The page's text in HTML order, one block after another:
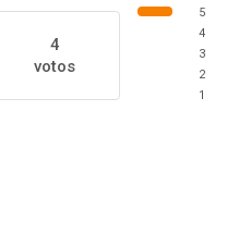
4
votos
5
4
3
2
1